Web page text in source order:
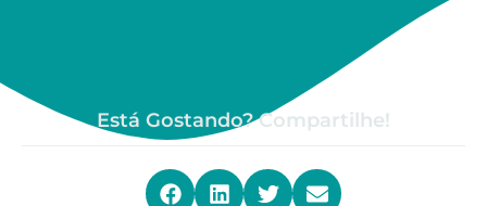
Está Gostando? Compartilhe!